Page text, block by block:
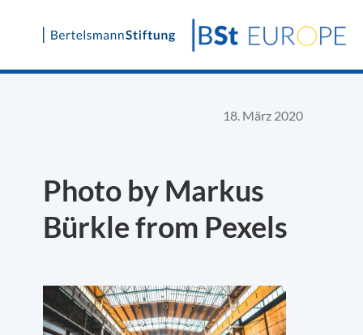
Skip
18. März 2020
Photo by Markus
Bürkle from Pexels